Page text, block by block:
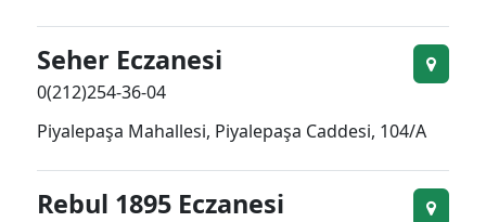
Seher Eczanesi
0(212)254-36-04
Piyalepaşa Mahallesi, Piyalepaşa Caddesi, 104/A
Rebul 1895 Eczanesi